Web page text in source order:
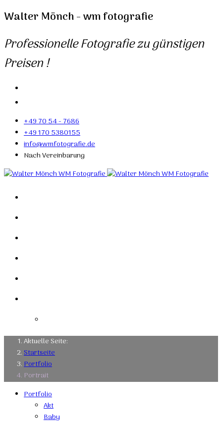
Walter Mönch - wm fotografie
Professionelle Fotografie zu günstigen
Preisen !
+49 70 54 - 7686
+49 170 5380155
info@wmfotografie.de
Nach Vereinbarung
Aktuelle Seite:
Startseite
Portfolio
Portrait
Portfolio
Akt
Baby